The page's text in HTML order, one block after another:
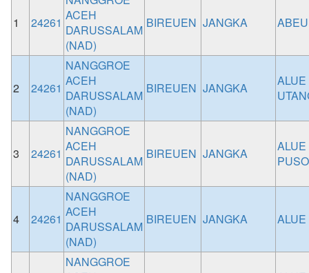
1 24261 ACEH
DARUSSALAM
(NAD)
BIREUEN JANGKA
2 24261
NANGGROE
ACEH
DARUSSALAM
(NAD)
BIREUEN JANGKA
3 24261
NANGGROE
ACEH
DARUSSALAM
(NAD)
BIREUEN JANGKA
4 24261
NANGGROE
ACEH
DARUSSALAM
(NAD)
BIREUEN JANGKA
NANGGROE